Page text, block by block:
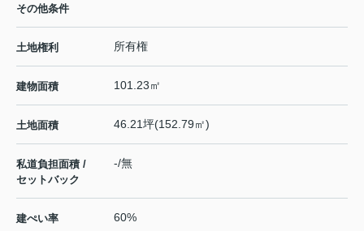
その他条件
土地権利 所有権
建物面積 101.23㎡
土地面積 46.21坪(152.79㎡)
私道負担面積 /
セットバック
-/無
建ぺい率 60%